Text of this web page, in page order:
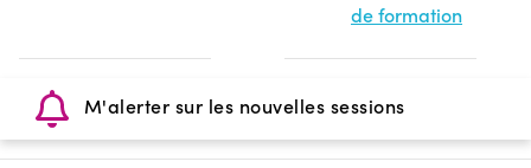
de formation
M'alerter sur les nouvelles sessions